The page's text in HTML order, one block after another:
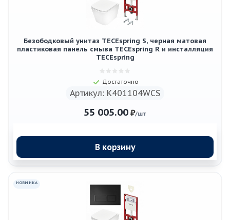
Безободковый унитаз TECEspring S, черная матовая
пластиковая панель смыва TECEspring R и инсталляция
TECEspring
Достаточно
Артикул: K401104WCS
55 005.00 ₽/шт
В корзину
НОВИНКА